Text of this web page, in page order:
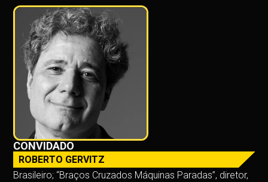
CONVIDADO
ROBERTO GERVITZ
Brasileiro; “Braços Cruzados Máquinas Paradas”, diretor,